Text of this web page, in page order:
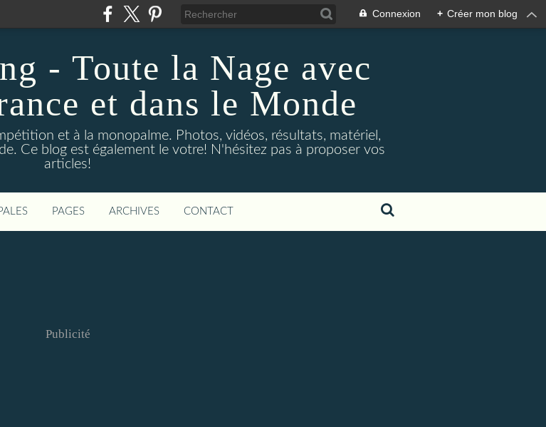
Connexion + Créer mon blog
- Toute la Nage avec
et dans le Monde
et à la monopalme. Photos, vidéos, résultats, matériel,
Ce blog est également le votre! N'hésitez pas à proposer vos
articles!
PAGES ARCHIVES CONTACT
Publicité